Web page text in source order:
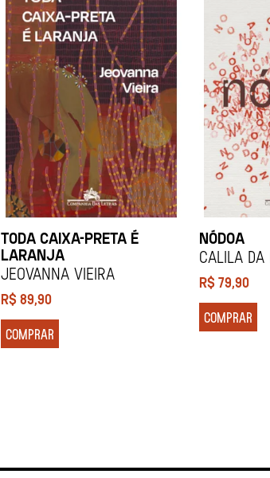
TODA CAIXA-PRETA É
LARANJA
Jeovanna Vieira
R$89,90
COMPRAR
NÓDOA
Calila da
R$79,90
COMPRAR